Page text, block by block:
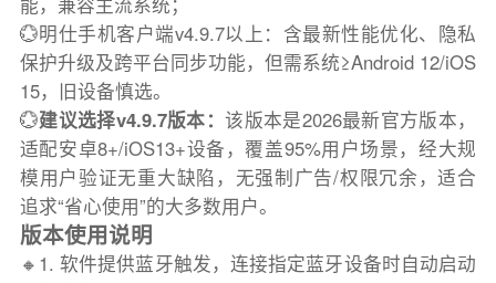
💮明仕手机客户端v4.9.7以上：含最新性能优化、隐私
保护升级及跨平台同步功能，但需系统≥Android 12/iOS
15，旧设备慎选。
💮建议选择v4.9.7版本：该版本是2026最新官方版本，
适配安卓8+/iOS13+设备，覆盖95%用户场景，经大规
模用户验证无重大缺陷，无强制广告/权限冗余，适合
追求“省心使用”的大多数用户。
版本使用说明
🔸1. 软件提供蓝牙触发，连接指定蓝牙设备时自动启动